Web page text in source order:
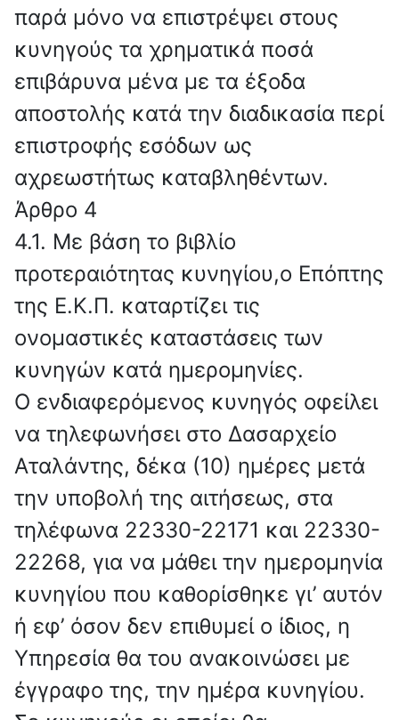
παρά μόνο να επιστρέψει στους
κυνηγούς τα χρηματικά ποσά
επιβάρυνα μένα με τα έξοδα
αποστολής κατά την διαδικασία περί
επιστροφής εσόδων ως
αχρεωστήτως καταβληθέντων.
Άρθρο 4
4.1. Με βάση το βιβλίο
προτεραιότητας κυνηγίου,ο Επόπτης
της Ε.Κ.Π. καταρτίζει τις
ονομαστικές καταστάσεις των
κυνηγών κατά ημερομηνίες.
Ο ενδιαφερόμενος κυνηγός οφείλει
να τηλεφωνήσει στο Δασαρχείο
Αταλάντης, δέκα (10) ημέρες μετά
την υποβολή της αιτήσεως, στα
τηλέφωνα 22330-22171 και 22330-
22268, για να μάθει την ημερομηνία
κυνηγίου που καθορίσθηκε γι’ αυτόν
ή εφ’ όσον δεν επιθυμεί ο ίδιος, η
Υπηρεσία θα του ανακοινώσει με
έγγραφο της, την ημέρα κυνηγίου.